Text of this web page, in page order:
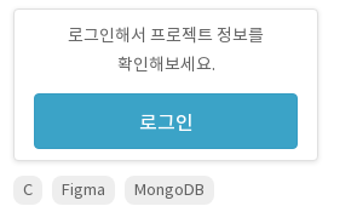
로그인해서 프로젝트 정보를
확인해보세요.
로그인
C Figma
MongoDB